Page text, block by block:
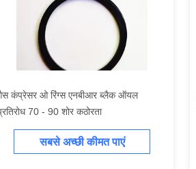
कंप्रेसर ओ रिंग्स एनबीआर ब्लैक ऑयल
70 - 90 शोर कठोरता
सबसे अच्छी कीमत पाएं